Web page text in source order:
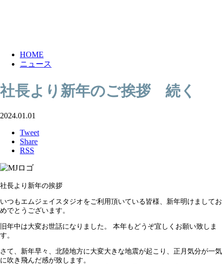
HOME
ニュース
社長より新年のご挨拶 続く
2024.01.01
Tweet
Share
RSS
社長より新年の挨拶
いつもエムジェイスタジオをご利用頂いている皆様、新年明けましてお
めでとうございます。
旧年中は大変お世話になりました。 本年もどうぞ宜しくお願い致しま
す。
さて、新年早々、北陸地方に大変大きな地震が起こり、正月気分が一気
に吹き飛んだ感が致します。